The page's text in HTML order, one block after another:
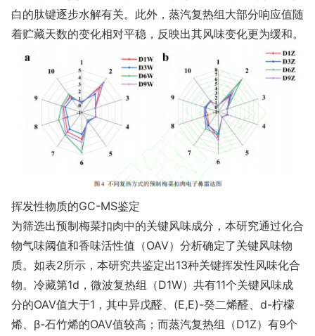
白的肽键逐步水解有关。此外，蒸汽复热组大部分响应值随
着贮藏天数的变化相对平稳，反映出其风味变化更为缓和。
挥发性物质的GC-MS鉴定
为筛选出预制梅菜扣肉中的关键风味成分，本研究通过化合
物气味阈值和香味活性值（OAV）分析确定了关键风味物
质。如表2所示，本研究共鉴定出13种关键挥发性风味化合
物。冷藏第1d，微波复热组（D1W）共有11个关键风味成
分的OAV值大于1，其中异戊醛、(E,E)-癸二烯醛、d-柠檬
烯、β-石竹烯的OAV值较高；而蒸汽复热组（D1Z）有9个